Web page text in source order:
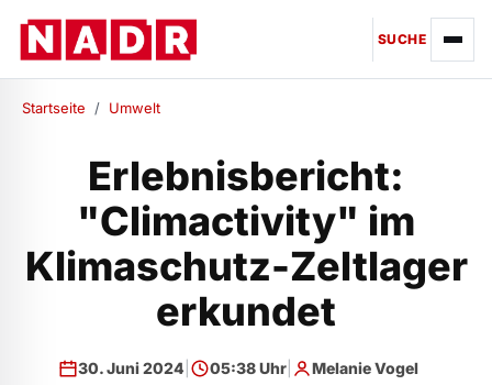
SUCHE
Startseite / Umwelt
Erlebnisbericht:
"Climactivity" im
Klimaschutz-Zeltlager
erkundet
30. Juni 2024 05:38 Uhr| Melanie Vogel